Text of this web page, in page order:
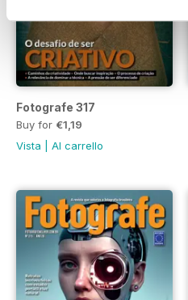
Fotografe 317
Buy for €1,19
Vista
Al carrello